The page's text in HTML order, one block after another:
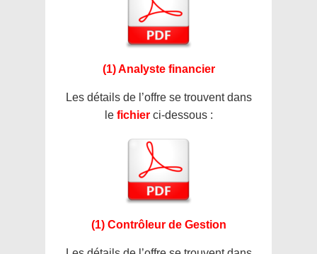
(1) Analyste financier
Les détails de l’offre se trouvent dans
le fichier ci-dessous :
(1) Contrôleur de Gestion